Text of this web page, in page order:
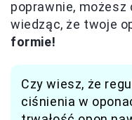
poprawnie, możesz
wiedząc, że twoje
formie!
Czy wiesz, że
ciśnienia w